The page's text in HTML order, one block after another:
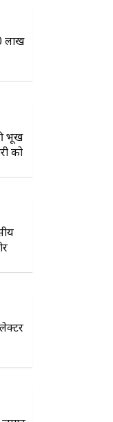
लाख
भूख
को